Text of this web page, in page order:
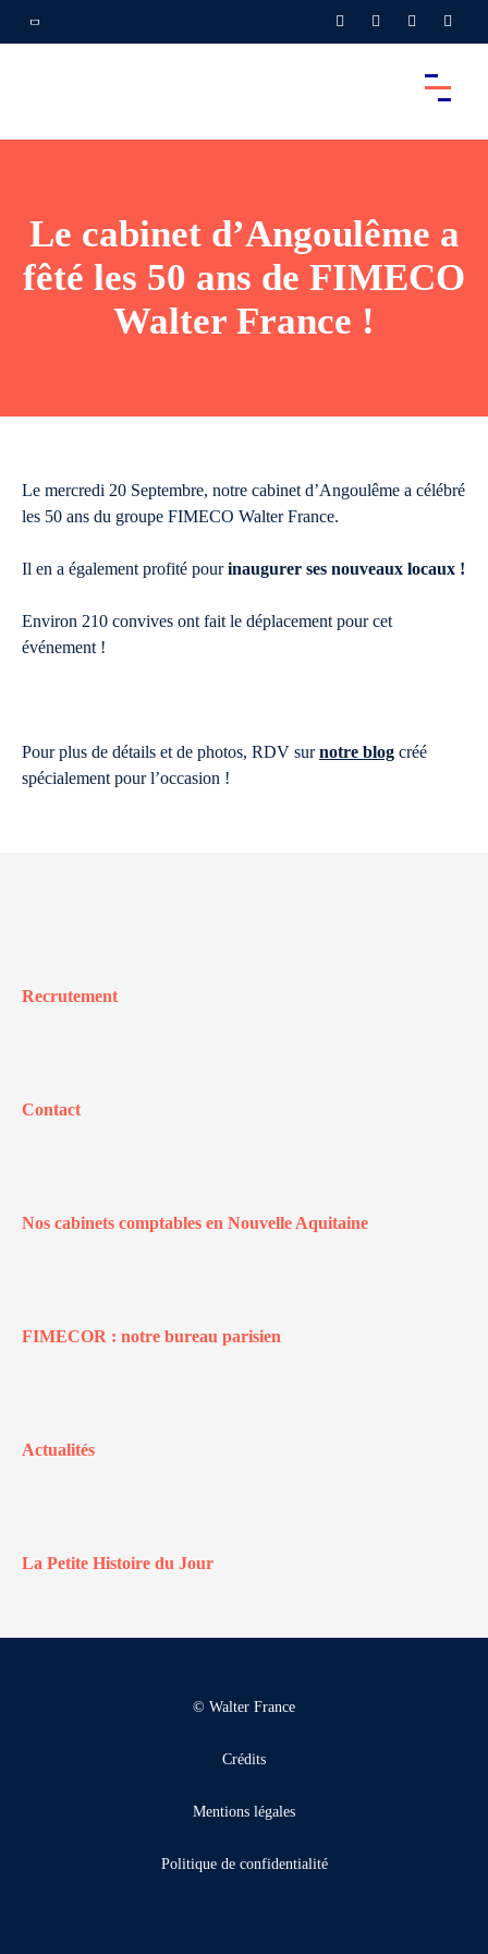
Le cabinet d’Angoulême a
fêté les 50 ans de FIMECO
Walter France !
Le mercredi 20 Septembre, notre cabinet d’Angoulême a célébré
les 50 ans du groupe FIMECO Walter France.
Il en a également profité pourinaugurer ses nouveaux locaux !
Environ 210 convives ont fait le déplacement pour cet
événement !
Pour plus de détails et de photos, RDV surnotre blog créé
spécialement pour l’occasion !
Recrutement
Contact
Nos cabinets comptables en Nouvelle Aquitaine
FIMECOR : notre bureau parisien
Actualités
La Petite Histoire du Jour
© Walter France
Crédits
Mentions légales
Politique de confidentialité